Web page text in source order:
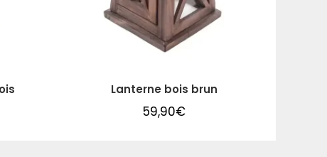
Lanterne bois brun
59,90€